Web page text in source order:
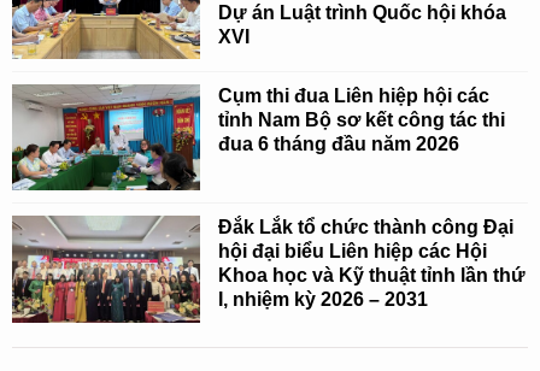
Dự án Luật trình Quốc hội khóa
XVI
Cụm thi đua Liên hiệp hội các
tỉnh Nam Bộ sơ kết công tác thi
đua 6 tháng đầu năm 2026
Đắk Lắk tổ chức thành công Đại
hội đại biểu Liên hiệp các Hội
Khoa học và Kỹ thuật tỉnh lần thứ
I, nhiệm kỳ 2026 – 2031